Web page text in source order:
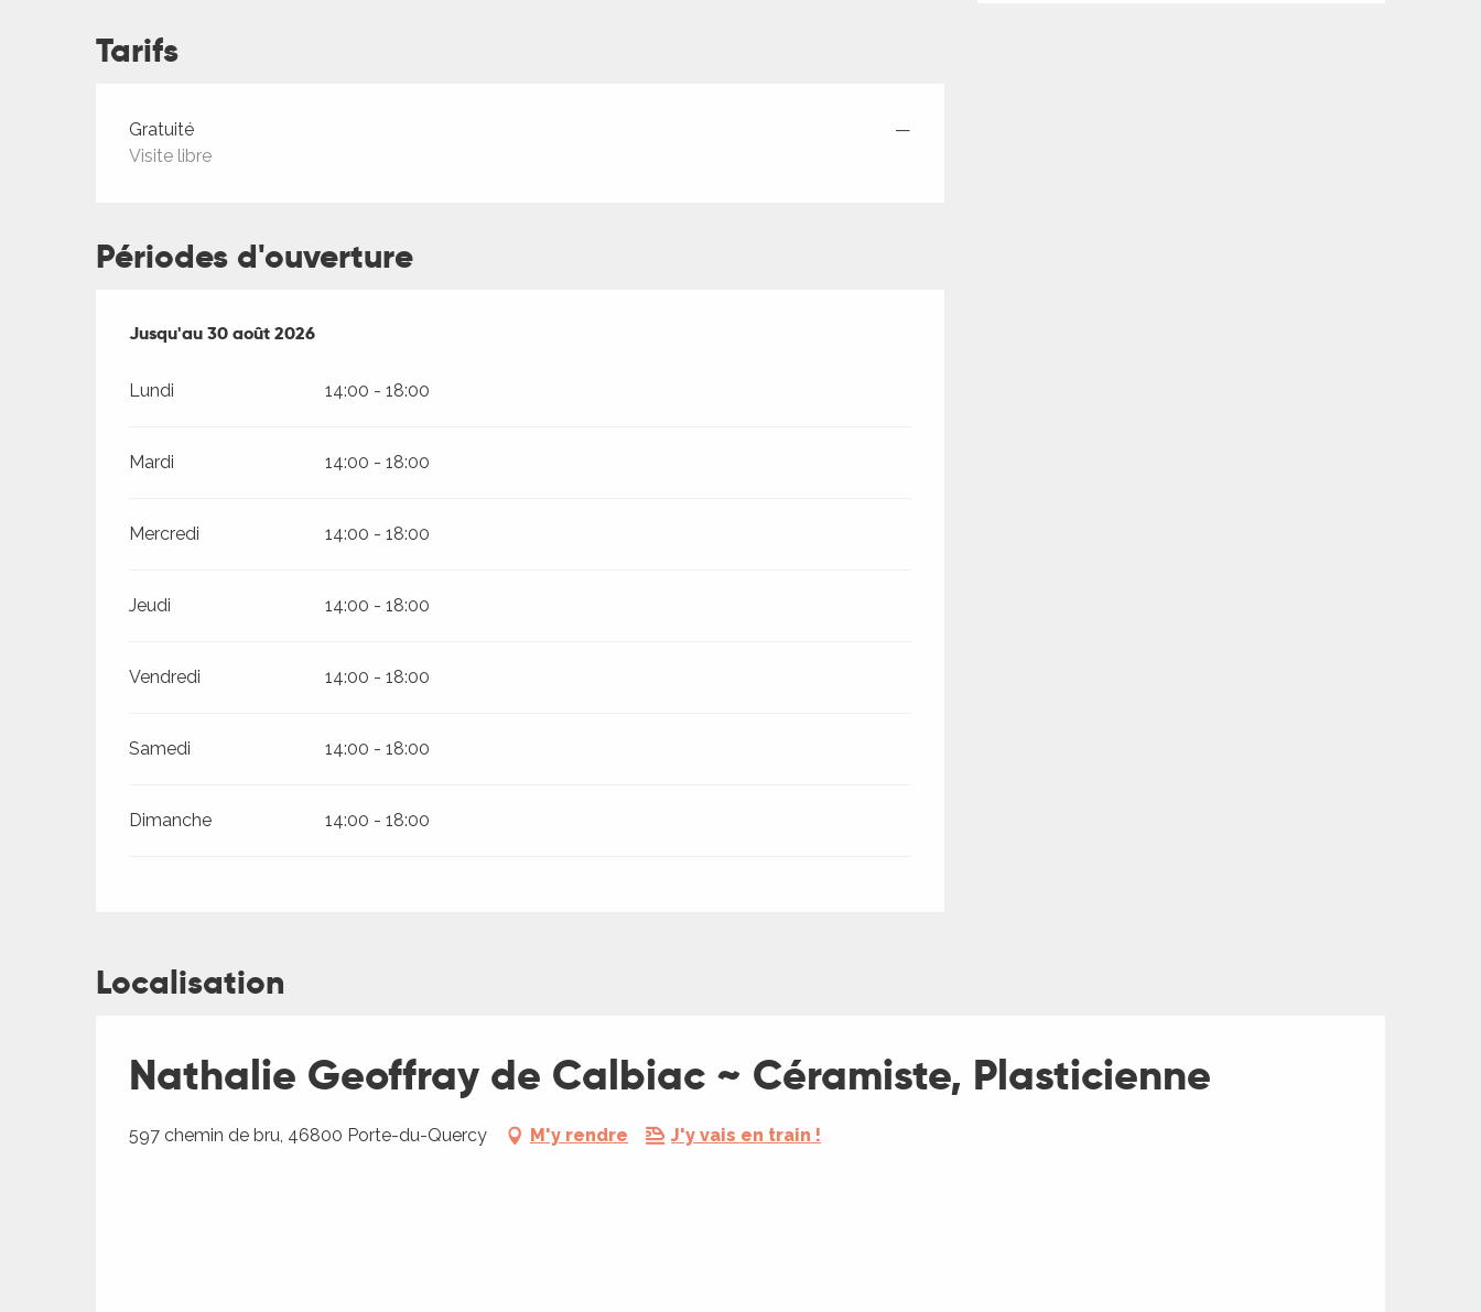
Tarifs
Tarifs 2026
Gratuité
Visite libre
—
Périodes d'ouverture
Du1 juillet 2026au30 août 2026
Jusqu'au30 août 2026
Lundi 14:00 - 18:00
Mardi 14:00 - 18:00
Mercredi 14:00 - 18:00
Jeudi 14:00 - 18:00
Vendredi 14:00 - 18:00
Samedi 14:00 - 18:00
Dimanche 14:00 - 18:00
Localisation
Nathalie Geoffray de Calbiac ~ Céramiste, Plasticienne
597 chemin de bru, 46800 Porte-du-Quercy M'y rendre J'y vais en train !